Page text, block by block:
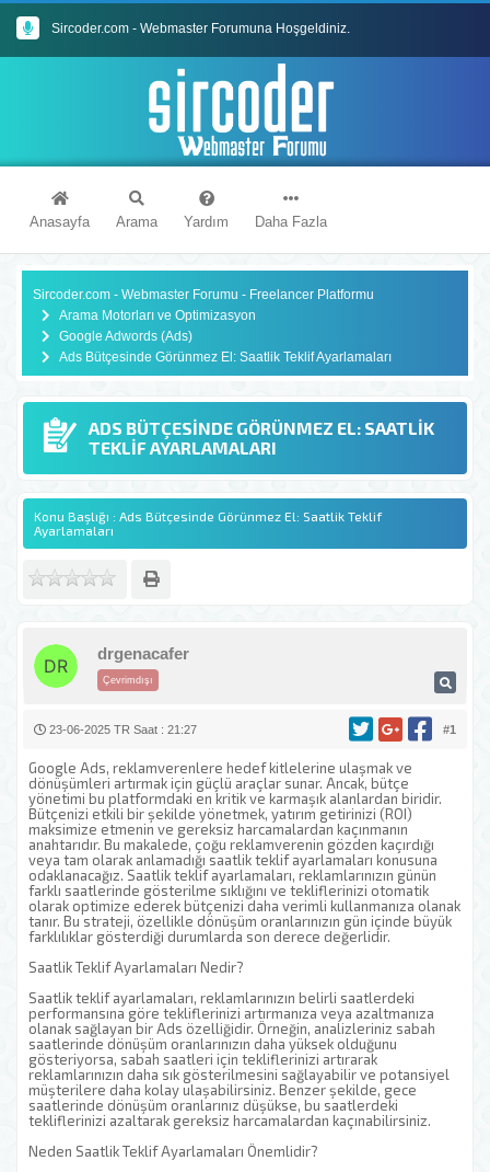
Sircoder.com - Webmaster Forumuna Hoşgeldiniz.
Anasayfa Arama Yardım Daha Fazla
Sircoder.com - Webmaster Forumu - Freelancer Platformu
Arama Motorları ve Optimizasyon
Google Adwords (Ads)
Ads Bütçesinde Görünmez El: Saatlik Teklif Ayarlamaları
ADS BÜTÇESINDE GÖRÜNMEZ EL: SAATLIK
TEKLIF AYARLAMALARI
Konu Başlığı : Ads Bütçesinde Görünmez El: Saatlik Teklif
Ayarlamaları
Çevrimdışı
drgenacafer
#1
23-06-2025 TR Saat : 21:27
Google Ads, reklamverenlere hedef kitlelerine ulaşmak ve
dönüşümleri artırmak için güçlü araçlar sunar. Ancak, bütçe
yönetimi bu platformdaki en kritik ve karmaşık alanlardan biridir.
Bütçenizi etkili bir şekilde yönetmek, yatırım getirinizi (ROI)
maksimize etmenin ve gereksiz harcamalardan kaçınmanın
anahtarıdır. Bu makalede, çoğu reklamverenin gözden kaçırdığı
veya tam olarak anlamadığı saatlik teklif ayarlamaları konusuna
odaklanacağız. Saatlik teklif ayarlamaları, reklamlarınızın günün
farklı saatlerinde gösterilme sıklığını ve tekliflerinizi otomatik
olarak optimize ederek bütçenizi daha verimli kullanmanıza olanak
tanır. Bu strateji, özellikle dönüşüm oranlarınızın gün içinde büyük
farklılıklar gösterdiği durumlarda son derece değerlidir.
Saatlik Teklif Ayarlamaları Nedir?
Saatlik teklif ayarlamaları, reklamlarınızın belirli saatlerdeki
performansına göre tekliflerinizi artırmanıza veya azaltmanıza
olanak sağlayan bir Ads özelliğidir. Örneğin, analizleriniz sabah
saatlerinde dönüşüm oranlarınızın daha yüksek olduğunu
gösteriyorsa, sabah saatleri için tekliflerinizi artırarak
reklamlarınızın daha sık gösterilmesini sağlayabilir ve potansiyel
müşterilere daha kolay ulaşabilirsiniz. Benzer şekilde, gece
saatlerinde dönüşüm oranlarınız düşükse, bu saatlerdeki
tekliflerinizi azaltarak gereksiz harcamalardan kaçınabilirsiniz.
Neden Saatlik Teklif Ayarlamaları Önemlidir?